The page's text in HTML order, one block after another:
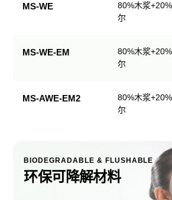
MS-WE
80%木浆
尔
MS-WE-EM
80%木浆
尔
MS-AWE-EM2
80%木浆
尔
BIODEGRADABLE & FLUSHABLE
环保可降解材料